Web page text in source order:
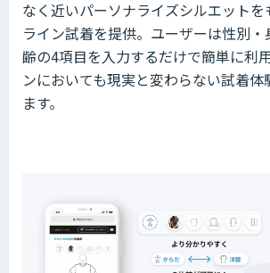
なく近いパーソナライズシルエット
ライン試着を提供。ユーザーは性別
齢の4項目を入力するだけで簡単に利
ンにおいても現実と変わらない試着体
ます。